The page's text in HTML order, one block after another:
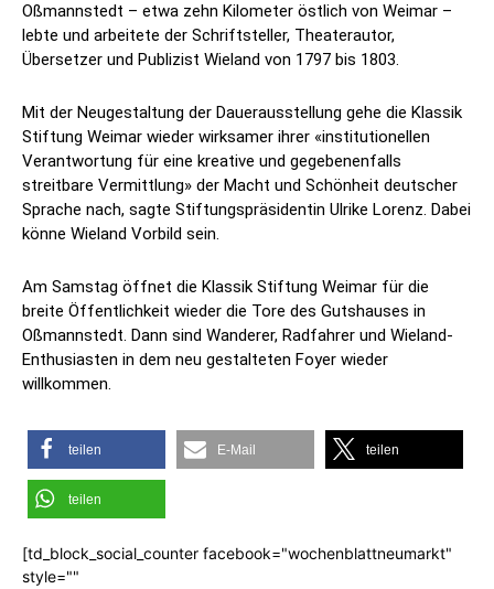
Oßmannstedt – etwa zehn Kilometer östlich von Weimar –
lebte und arbeitete der Schriftsteller, Theaterautor,
Übersetzer und Publizist Wieland von 1797 bis 1803.
Mit der Neugestaltung der Dauerausstellung gehe die Klassik
Stiftung Weimar wieder wirksamer ihrer «institutionellen
Verantwortung für eine kreative und gegebenenfalls
streitbare Vermittlung» der Macht und Schönheit deutscher
Sprache nach, sagte Stiftungspräsidentin Ulrike Lorenz. Dabei
könne Wieland Vorbild sein.
Am Samstag öffnet die Klassik Stiftung Weimar für die
breite Öffentlichkeit wieder die Tore des Gutshauses in
Oßmannstedt. Dann sind Wanderer, Radfahrer und Wieland-
Enthusiasten in dem neu gestalteten Foyer wieder
willkommen.
teilen E-Mail teilen
teilen
[td_block_social_counter facebook="wochenblattneumarkt"
style=""